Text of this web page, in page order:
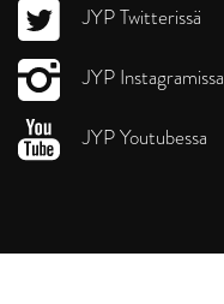
JYP Twitterissä
JYP Instagramissa
JYP Youtubessa